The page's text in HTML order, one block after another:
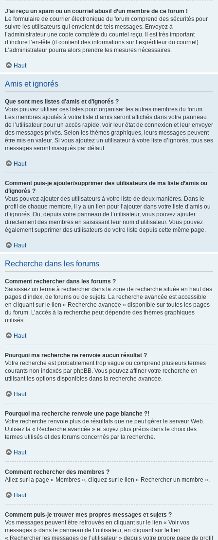
J’ai reçu un spam ou un courriel abusif d’un membre de ce forum !
Le formulaire de courrier électronique du forum comprend des sécurités pour
suivre les utilisateurs qui envoient de tels messages. Envoyez à
l’administrateur une copie complète du courriel reçu. Il est très important
d’inclure l’en-tête (il contient des informations sur l’expéditeur du courriel).
L’administrateur pourra alors prendre les mesures nécessaires.
Haut
Amis et ignorés
Que sont mes listes d’amis et d’ignorés ?
Vous pouvez utiliser ces listes pour organiser les autres membres du forum.
Les membres ajoutés à votre liste d’amis seront affichés dans votre panneau
de l’utilisateur pour un accès rapide, voir leur état de connexion et leur envoyer
des messages privés. Selon les thèmes graphiques, leurs messages peuvent
être mis en valeur. Si vous ajoutez un utilisateur à votre liste d’ignorés, tous ses
messages seront masqués par défaut.
Haut
Comment puis-je ajouter/supprimer des utilisateurs de ma liste d’amis ou
d’ignorés ?
Vous pouvez ajouter des utilisateurs à votre liste de deux manières. Dans le
profil de chaque membre, il y a un lien pour l’ajouter dans votre liste d’amis ou
d’ignorés. Ou, depuis votre panneau de l’utilisateur, vous pouvez ajouter
directement des membres en saisissant leur nom d’utilisateur. Vous pouvez
également supprimer des utilisateurs de votre liste depuis cette même page.
Haut
Recherche dans les forums
Comment rechercher dans les forums ?
Saisissez un terme à rechercher dans la zone de recherche située en haut des
pages d’index, de forums ou de sujets. La recherche avancée est accessible
en cliquant sur le lien « Recherche avancée » disponible sur toutes les pages
du forum. L’accès à la recherche peut dépendre des thèmes graphiques
utilisés.
Haut
Pourquoi ma recherche ne renvoie aucun résultat ?
Votre recherche est probablement trop vague ou comprend plusieurs termes
courants non indexés par phpBB. Vous pouvez affiner votre recherche en
utilisant les options disponibles dans la recherche avancée.
Haut
Pourquoi ma recherche renvoie une page blanche ?!
Votre recherche renvoie plus de résultats que ne peut gérer le serveur Web.
Utilisez la « Recherche avancée » et soyez plus précis dans le choix des
termes utilisés et des forums concernés par la recherche.
Haut
Comment rechercher des membres ?
Allez sur la page « Membres », cliquez sur le lien « Rechercher un membre ».
Haut
Comment puis-je trouver mes propres messages et sujets ?
Vos messages peuvent être retrouvés en cliquant sur le lien « Voir vos
messages » dans le panneau de l’utilisateur, en cliquant sur le lien
« Rechercher les messages de l’utilisateur » depuis votre propre page de profil